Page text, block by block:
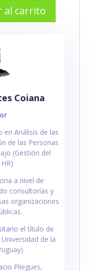
es:
$2.301,00.
al carrito
Coiana
en Análisis de las
de las Personas
(Gestión del
a nivel de
consultorías y
organizaciones
el título de
de la
Pliegues,